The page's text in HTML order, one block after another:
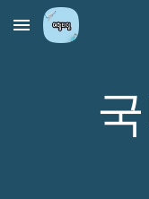
Skip to main content